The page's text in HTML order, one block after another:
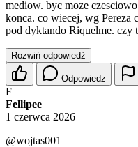
mediow. byc moze
konca. co wiecej, wg Pereza
pod dyktando Riquelme. czy
Rozwiń odpowiedź
Odpowiedz
F
Fellipee
1 czerwca 2026
@wojtas001